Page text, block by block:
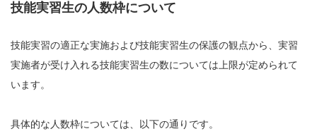
技能実習生の人数枠について
技能実習の適正な実施および技能実習生の保護の観点から、実習
実施者が受け入れる技能実習生の数については上限が定められて
います。
具体的な人数枠については、以下の通りです。